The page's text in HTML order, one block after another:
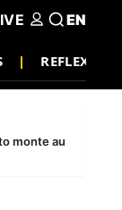
REFLEXION
EN
monte au